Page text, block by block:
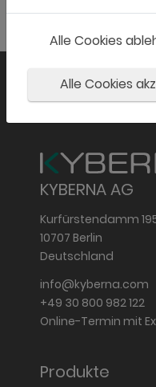
Datenschutzstelle (
KYBERNA AG
Kurfürstendamm
10707 Berlin
Deutschland
info@kyberna.com
+49 30 800 982 122
Online-Termin mit
Produkte
Alle Cookies
Alle Cookies